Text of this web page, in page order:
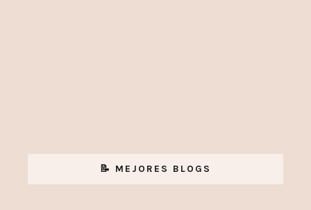
📝 MEJORES BLOGS